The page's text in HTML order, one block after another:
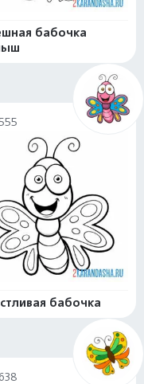
бабочка
бабочка
638